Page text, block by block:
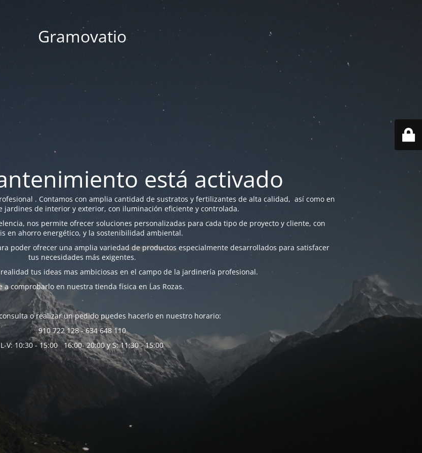
Gramovatio
está activado
. Contamos con amplia cantidad de sustratos y fertilizantes de alta calidad, así como en
jardines de interior y exterior, con iluminación eficiente y controlada.
nos permite ofrecer soluciones personalizadas para cada tipo de proyecto y cliente, con
en ahorro energético, y la sostenibilidad ambiental.
poder ofrecer una amplia variedad de productos especialmente desarrollados para satisfacer
tus necesidades más exigentes.
tus ideas mas ambiciosas en el campo de la jardinería profesional.
a comprobarlo en nuestra tienda física en Las Rozas.
o realizar un pedido puedes hacerlo en nuestro horario:
910 722 128 - 634 648 110
L-V: 10:30 - 15:00 16:00- 20:00 y S: 11:30 - 15:00